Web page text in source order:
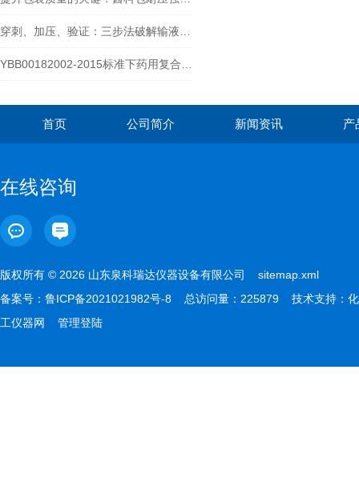
首页 公司简介 新闻资讯 产
在线咨询
版权所有 © 2026 山东泉科瑞达仪器设备有限公司 sitemap.xml
备案号： 鲁ICP备2021021982号-8 总访问量：225879 技术支持： 化
工仪器网
管理登陆